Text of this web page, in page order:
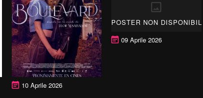
10 Aprile 2026
POSTER NON DISPONIBILE
09 Aprile 2026